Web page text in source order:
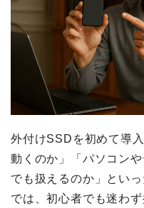
外付けSSDを初めて導
動くのか」「パソコン
でも扱えるのか」とい
では、初心者でも迷わ